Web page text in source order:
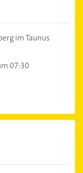
im Taunus
07:30